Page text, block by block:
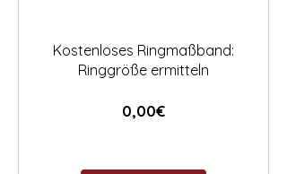
Kostenloses Ringmaßband:
Ringgröße ermitteln
0,00€Preis